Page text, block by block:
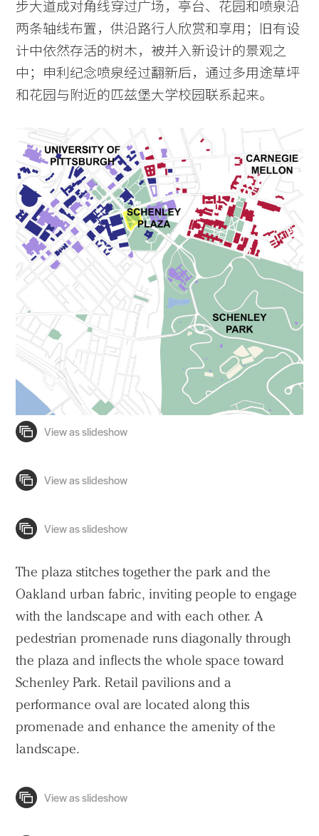
步大道成对角线穿过广场，亭台、花园和喷泉沿
两条轴线布置，供沿路行人欣赏和享用；旧有设
计中依然存活的树木，被并入新设计的景观之
中；申利纪念喷泉经过翻新后，通过多用途草坪
和花园与附近的匹兹堡大学校园联系起来。
The plaza stitches together the park and the
Oakland urban fabric, inviting people to engage
with the landscape and with each other. A
pedestrian promenade runs diagonally through
the plaza and inflects the whole space toward
Schenley Park. Retail pavilions and a
performance oval are located along this
promenade and enhance the amenity of the
landscape.
Practice